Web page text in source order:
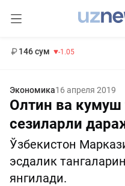
146 сум -1.05
Экономика16 апреля 2019
Олтин ва кумуш
сезиларли
Ўзбекистон
эсдалик
янгилади.